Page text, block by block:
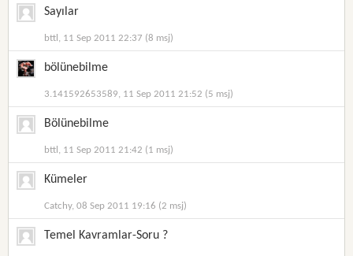
Sayılar
bttl, 11 Sep 2011 22:37 (8 msj)
bölünebilme
3.141592653589, 11 Sep 2011 21:52 (5 msj)
Bölünebilme
bttl, 11 Sep 2011 21:42 (1 msj)
Kümeler
Catchy, 08 Sep 2011 19:16 (2 msj)
Temel Kavramlar-Soru ?